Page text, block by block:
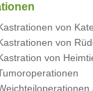
von
von
von